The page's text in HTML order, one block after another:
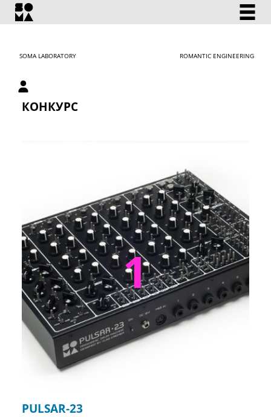
SOMA LABORATORY ROMANTIC ENGINEERING
Личный кабинет
КОНКУРС
1
PULSAR-23